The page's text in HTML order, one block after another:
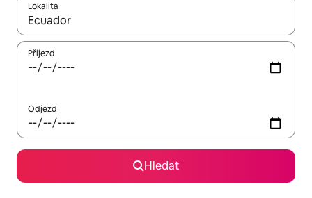
Lokalita
Až budou výsledky k dispozici, můžeš si je procházet pomocí
Příjezd
Odjezd
Hledat